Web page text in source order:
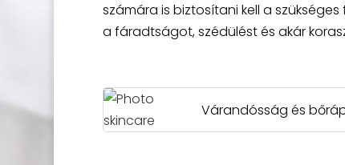
számára is biztosítani kell a
a fáradtságot, szédülést és akár
Várandósság és